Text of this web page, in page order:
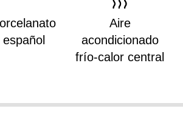
español
Aire
acondicionado
frío-calor central